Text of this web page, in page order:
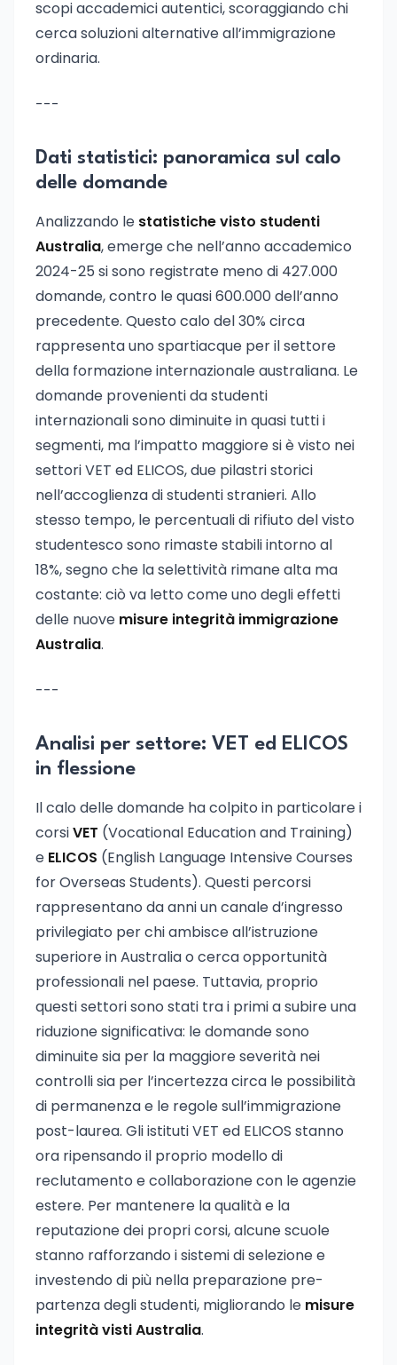
scopi accademici autentici, scoraggiando chi
cerca soluzioni alternative all’immigrazione
ordinaria.
---
Dati statistici: panoramica sul calo
delle domande
Analizzando le statistiche visto studenti
Australia, emerge che nell’anno accademico
2024-25 si sono registrate meno di 427.000
domande, contro le quasi 600.000 dell’anno
precedente. Questo calo del 30% circa
rappresenta uno spartiacque per il settore
della formazione internazionale australiana. Le
domande provenienti da studenti
internazionali sono diminuite in quasi tutti i
segmenti, ma l’impatto maggiore si è visto nei
settori VET ed ELICOS, due pilastri storici
nell’accoglienza di studenti stranieri. Allo
stesso tempo, le percentuali di rifiuto del visto
studentesco sono rimaste stabili intorno al
18%, segno che la selettività rimane alta ma
costante: ciò va letto come uno degli effetti
delle nuove misure integrità immigrazione
Australia.
---
Analisi per settore: VET ed ELICOS
in flessione
Il calo delle domande ha colpito in particolare i
corsiVET (Vocational Education and Training)
e ELICOS (English Language Intensive Courses
for Overseas Students). Questi percorsi
rappresentano da anni un canale d’ingresso
privilegiato per chi ambisce all’istruzione
superiore in Australia o cerca opportunità
professionali nel paese. Tuttavia, proprio
questi settori sono stati tra i primi a subire una
riduzione significativa: le domande sono
diminuite sia per la maggiore severità nei
controlli sia per l’incertezza circa le possibilità
di permanenza e le regole sull’immigrazione
post-laurea. Gli istituti VET ed ELICOS stanno
ora ripensando il proprio modello di
reclutamento e collaborazione con le agenzie
estere. Per mantenere la qualità e la
reputazione dei propri corsi, alcune scuole
stanno rafforzando i sistemi di selezione e
investendo di più nella preparazione pre-
partenza degli studenti, migliorando le misure
integrità visti Australia.